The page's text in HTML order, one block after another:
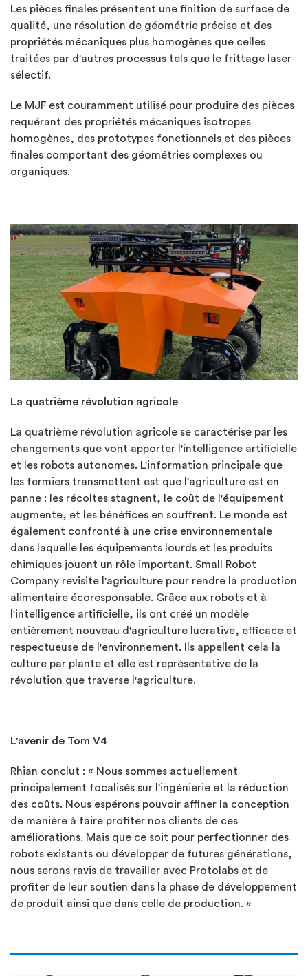
Les pièces finales présentent une finition de surface de
qualité, une résolution de géométrie précise et des
propriétés mécaniques plus homogènes que celles
traitées par d'autres processus tels que le frittage laser
sélectif.
Le MJF est couramment utilisé pour produire des pièces
requérant des propriétés mécaniques isotropes
homogènes, des prototypes fonctionnels et des pièces
finales comportant des géométries complexes ou
organiques.
La quatrième révolution agricole
La quatrième révolution agricole se caractérise par les
changements que vont apporter l'intelligence artificielle
et les robots autonomes. L'information principale que
les fermiers transmettent est que l'agriculture est en
panne : les récoltes stagnent, le coût de l'équipement
augmente, et les bénéfices en souffrent. Le monde est
également confronté à une crise environnementale
dans laquelle les équipements lourds et les produits
chimiques jouent un rôle important. Small Robot
Company revisite l'agriculture pour rendre la production
alimentaire écoresponsable. Grâce aux robots et à
l'intelligence artificielle, ils ont créé un modèle
entièrement nouveau d'agriculture lucrative, efficace et
respectueuse de l'environnement. Ils appellent cela la
culture par plante et elle est représentative de la
révolution que traverse l'agriculture.
L'avenir de Tom V4
Rhian conclut : « Nous sommes actuellement
principalement focalisés sur l'ingénierie et la réduction
des coûts. Nous espérons pouvoir affiner la conception
de manière à faire profiter nos clients de ces
améliorations. Mais que ce soit pour perfectionner des
robots existants ou développer de futures générations,
nous serons ravis de travailler avec Protolabs et de
profiter de leur soutien dans la phase de développement
de produit ainsi que dans celle de production. »